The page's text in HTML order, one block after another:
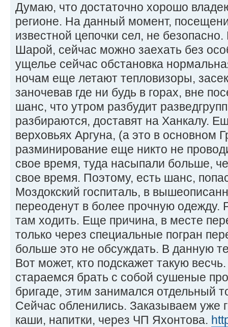
Думаю, что достаточно хорошо
регионе. На данный момент,
известной цепочки сел, не
Шарой, сейчас можно заехать без
ущелье сейчас обстановка
ночам еще летают тепловизоры,
заночевав где ни будь в горах, вне
шанс, что утром разбудит
разбираются, доставят на Ханкалу.
верховьях Аргуна, (а это в основном
разминирование еще никто не
свое время, туда насыпали больше,
свое время. Поэтому, есть шанс,
Моздокский госпиталь, в
переоденут в более прочную одежду.
там ходить. Еще причина, в месте
только через специальные погран
больше это не обсуждать. В данную
Вот может, кто подскажет такую
стараемся брать с собой сушеные
бригаде, этим занимался отдельный
Сейчас обленились. Заказываем уже
каши, напитки, через ЧП Яхонтова.